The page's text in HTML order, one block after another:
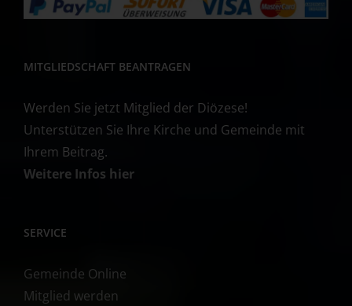
MITGLIEDSCHAFT BEANTRAGEN
Werden Sie jetzt Mitglied der Diözese!
Unterstützen Sie Ihre Kirche und Gemeinde mit
Ihrem Beitrag.
Weitere Infos hier
SERVICE
Gemeinde Online
Mitglied werden